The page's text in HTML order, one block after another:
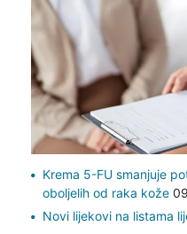
Krema 5-FU smanjuje
oboljelih od raka kože
Novi lijekovi na listama